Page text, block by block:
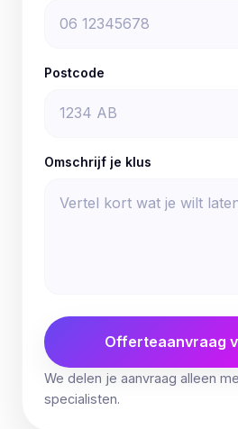
Postcode
Omschrijf je klus
Offerteaanvraag
We delen je aanvraag alleen
specialisten.